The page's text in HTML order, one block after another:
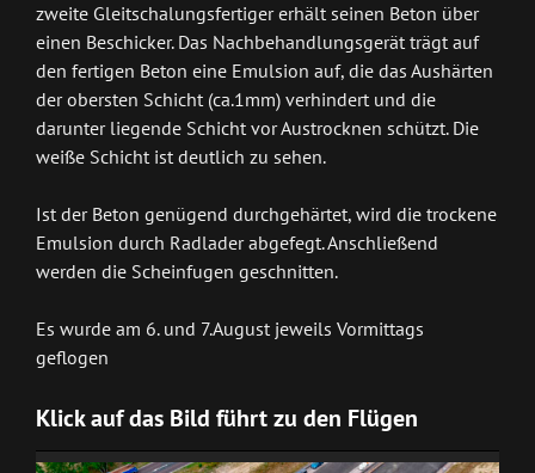
zweite Gleitschalungsfertiger erhält seinen Beton über
einen Beschicker. Das Nachbehandlungsgerät trägt auf
den fertigen Beton eine Emulsion auf, die das Aushärten
der obersten Schicht (ca.1mm) verhindert und die
darunter liegende Schicht vor Austrocknen schützt. Die
weiße Schicht ist deutlich zu sehen.
Ist der Beton genügend durchgehärtet, wird die trockene
Emulsion durch Radlader abgefegt. Anschließend
werden die Scheinfugen geschnitten.
Es wurde am 6. und 7.August jeweils Vormittags
geflogen
Klick auf das Bild führt zu den Flügen